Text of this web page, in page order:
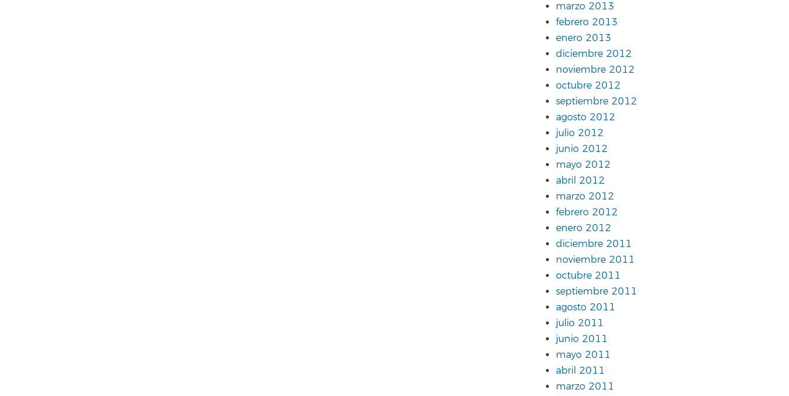
marzo 2013
febrero 2013
enero 2013
diciembre 2012
noviembre 2012
octubre 2012
septiembre 2012
agosto 2012
julio 2012
junio 2012
mayo 2012
abril 2012
marzo 2012
febrero 2012
enero 2012
diciembre 2011
noviembre 2011
octubre 2011
septiembre 2011
agosto 2011
julio 2011
junio 2011
mayo 2011
abril 2011
marzo 2011